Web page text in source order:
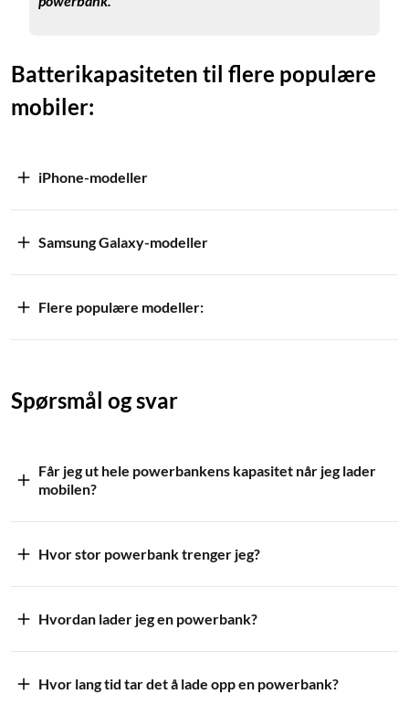
Batterikapasiteten til flere populære
mobiler:
iPhone-modeller
Samsung Galaxy-modeller
Flere populære modeller:
Spørsmål og svar
Får jeg ut hele powerbankens kapasitet når jeg lader
mobilen?
Hvor stor powerbank trenger jeg?
Hvordan lader jeg en powerbank?
Hvor lang tid tar det å lade opp en powerbank?